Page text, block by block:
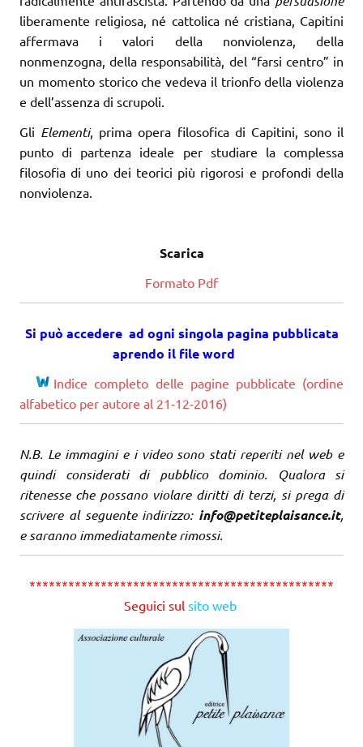
liberamente religiosa, né cattolica né cristiana, Capitini
affermava i valori della nonviolenza, della
nonmenzogna, della responsabilità, del “farsi centro” in
un momento storico che vedeva il trionfo della violenza
e dell’assenza di scrupoli.
Gli Elementi, prima opera filosofica di Capitini, sono il
punto di partenza ideale per studiare la complessa
filosofia di uno dei teorici più rigorosi e profondi della
nonviolenza.
Scarica
Formato Pdf
Si può accedere ad ogni singola pagina pubblicata
aprendo il file word
Indice completo delle pagine pubblicate (ordine
alfabetico per autore al 21-12-2016)
N.B. Le immagini e i video sono stati reperiti nel web e
quindi considerati di pubblico dominio. Qualora si
ritenesse che possano violare diritti di terzi, si prega di
scrivere al seguente indirizzo: info@petiteplaisance.it,
e saranno immediatamente rimossi.
***********************************************
Seguici sul sito web